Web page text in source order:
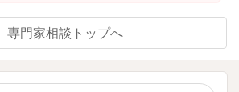
専門家相談トップへ